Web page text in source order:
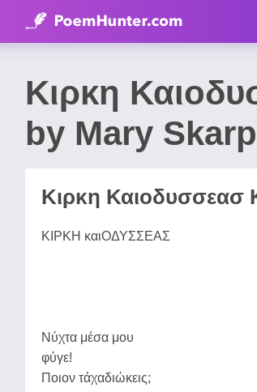
Κιρκη
by Mary
Κιρκη Καιοδυσσεασ
ΚΙΡΚΗ καιΟΔΥΣΣΕΑΣ
Νύχτα μέσα μου
φύγε!
Ποιον τάχαδιώκεις;